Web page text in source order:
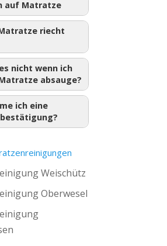
auf Matratze
riecht
nicht wenn ich
absauge?
ich eine
Weischütz
Oberwesel